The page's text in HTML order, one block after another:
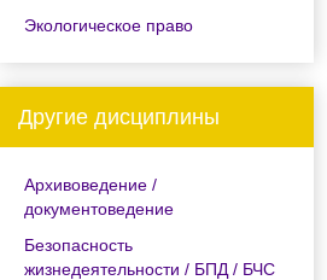
Экологическое право
Другие дисциплины
Архивоведение /
документоведение
Безопасность
жизнедеятельности / БПД / БЧС